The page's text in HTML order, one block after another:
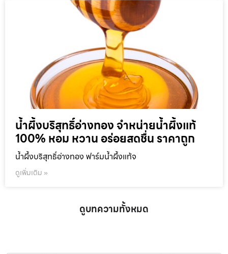
น้ำผึ้งบริสุทธิ์อ่างทอง จำหน่ายน้ำผึ้งแท้
100% หอม หวาน อร่อยสดชื่น ราคาถูก
น้ำผึ้งบริสุทธิ์อ่างทอง ฟาร์มน้ำผึ้งแท้จ
ดูเพิ่มเติม »
ดูบทความทั้งหมด